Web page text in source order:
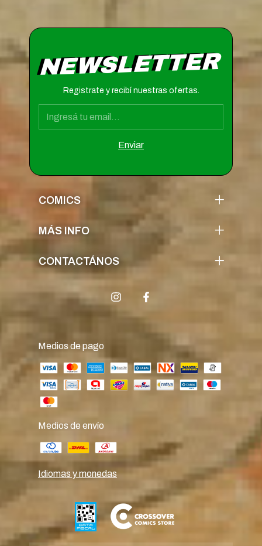
NEWSLETTER
Registrate y recibí nuestras ofertas.
COMICS
MÁS INFO
CONTACTÁNOS
Medios de pago
Medios de envío
Idiomas y monedas